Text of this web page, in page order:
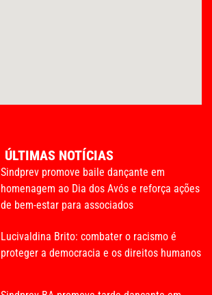
ÚLTIMAS NOTÍCIAS
Sindprev promove baile dançante em
homenagem ao Dia dos Avós e reforça ações
de bem-estar para associados
Lucivaldina Brito: combater o racismo é
proteger a democracia e os direitos humanos